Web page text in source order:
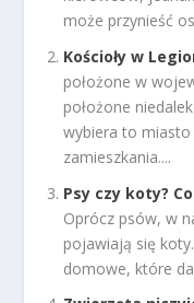
może przynieść
Kościoły w
położone w
położone
wybiera to
zamieszkania....
Psy czy koty?
Oprócz psów, w
pojawiają się
domowe, które